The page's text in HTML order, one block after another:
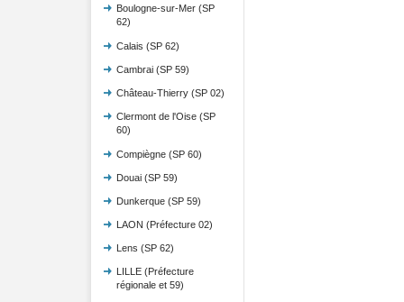
Boulogne-sur-Mer (SP
62)
Calais (SP 62)
Cambrai (SP 59)
Château-Thierry (SP 02)
Clermont de l'Oise (SP
60)
Compiègne (SP 60)
Douai (SP 59)
Dunkerque (SP 59)
LAON (Préfecture 02)
Lens (SP 62)
LILLE (Préfecture
régionale et 59)